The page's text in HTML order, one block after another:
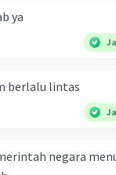
ya
berlalu lintas
negara